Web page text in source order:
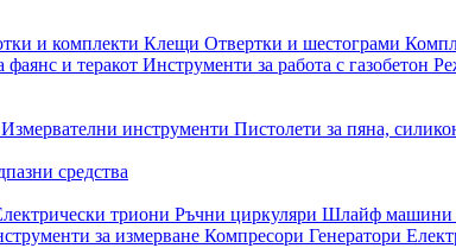
и комплекти Клещи Отвертки и шестограми
и теракот Инструменти за работа с газобетон
Измервателни инструменти Пистолети за пяна,
средства
триони Ръчни циркуляри Шлайф машини
за измерване Компресори Генератори